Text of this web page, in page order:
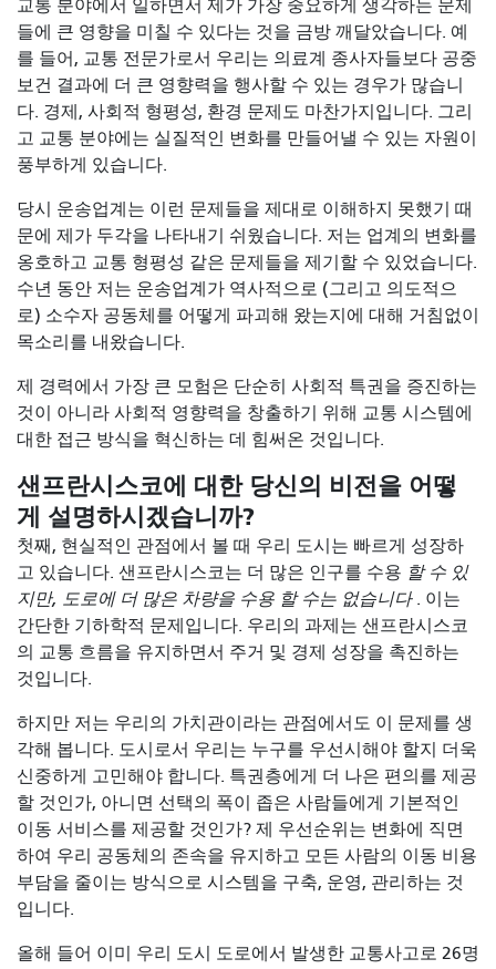
교통 분야에서 일하면서 제가 가장 중요하게 생각하는 문제
들에 큰 영향을 미칠 수 있다는 것을 금방 깨달았습니다. 예
를 들어, 교통 전문가로서 우리는 의료계 종사자들보다 공중
보건 결과에 더 큰 영향력을 행사할 수 있는 경우가 많습니
다. 경제, 사회적 형평성, 환경 문제도 마찬가지입니다. 그리
고 교통 분야에는 실질적인 변화를 만들어낼 수 있는 자원이
풍부하게 있습니다.
당시 운송업계는 이런 문제들을 제대로 이해하지 못했기 때
문에 제가 두각을 나타내기 쉬웠습니다. 저는 업계의 변화를
옹호하고 교통 형평성 같은 문제들을 제기할 수 있었습니다.
수년 동안 저는 운송업계가 역사적으로 (그리고 의도적으
로) 소수자 공동체를 어떻게 파괴해 왔는지에 대해 거침없이
목소리를 내왔습니다.
제 경력에서 가장 큰 모험은 단순히 사회적 특권을 증진하는
것이 아니라 사회적 영향력을 창출하기 위해 교통 시스템에
대한 접근 방식을 혁신하는 데 힘써온 것입니다.
샌프란시스코에 대한 당신의 비전을 어떻
게 설명하시겠습니까?
첫째, 현실적인 관점에서 볼 때 우리 도시는 빠르게 성장하
고 있습니다. 샌프란시스코는 더 많은 인구를 수용 할 수 있
지만, 도로에 더 많은 차량을 수용 할 수는 없습니다. 이는
간단한 기하학적 문제입니다. 우리의 과제는 샌프란시스코
의 교통 흐름을 유지하면서 주거 및 경제 성장을 촉진하는
것입니다.
하지만 저는 우리의 가치관이라는 관점에서도 이 문제를 생
각해 봅니다. 도시로서 우리는 누구를 우선시해야 할지 더욱
신중하게 고민해야 합니다. 특권층에게 더 나은 편의를 제공
할 것인가, 아니면 선택의 폭이 좁은 사람들에게 기본적인
이동 서비스를 제공할 것인가? 제 우선순위는 변화에 직면
하여 우리 공동체의 존속을 유지하고 모든 사람의 이동 비용
부담을 줄이는 방식으로 시스템을 구축, 운영, 관리하는 것
입니다.
올해 들어 이미 우리 도시 도로에서 발생한 교통사고로 26명